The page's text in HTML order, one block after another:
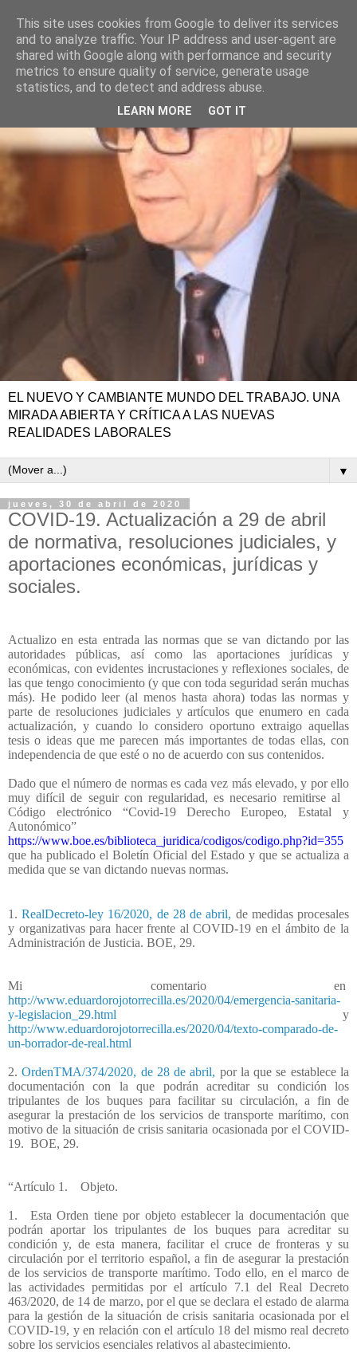
EL NUEVO Y CAMBIANTE MUNDO DEL TRABAJO. UNA
MIRADA ABIERTA Y CRÍTICA A LAS NUEVAS
REALIDADES LABORALES
▼
jueves, 30 de abril de 2020
COVID-19. Actualización a 29 de abril
de normativa, resoluciones judiciales, y
aportaciones económicas, jurídicas y
sociales.
Actualizo en esta entrada las normas que se van dictando por las
autoridades públicas, así como las aportaciones jurídicas y
económicas, con evidentes incrustaciones y reflexiones sociales, de
las que tengo conocimiento (y que con toda seguridad serán muchas
más). He podido leer (al menos hasta ahora) todas las normas y
parte de resoluciones judiciales y artículos que enumero en cada
actualización, y cuando lo considero oportuno extraigo aquellas
tesis o ideas que me parecen más importantes de todas ellas, con
independencia de que esté o no de acuerdo con sus contenidos.
Dado que el número de normas es cada vez más elevado, y por ello
muy difícil de seguir con regularidad, es necesario remitirse al
Código electrónico “Covid-19 Derecho Europeo, Estatal y
Autonómico”
https://www.boe.es/biblioteca_juridica/codigos/codigo.php?id=355
que ha publicado el Boletín Oficial del Estado y que se actualiza a
medida que se van dictando nuevas normas.
1.RealDecreto-ley 16/2020, de 28 de abril, de medidas procesales
y organizativas para hacer frente al COVID-19 en el ámbito de la
Administración de Justicia. BOE, 29.
Mi comentario en
http://www.eduardorojotorrecilla.es/2020/04/emergencia-sanitaria-
y-legislacion_29.html y
http://www.eduardorojotorrecilla.es/2020/04/texto-comparado-de-
un-borrador-de-real.html
2.OrdenTMA/374/2020, de 28 de abril, por la que se establece la
documentación con la que podrán acreditar su condición los
tripulantes de los buques para facilitar su circulación, a fin de
asegurar la prestación de los servicios de transporte marítimo, con
motivo de la situación de crisis sanitaria ocasionada por el COVID-
19. BOE, 29.
“Artículo 1. Objeto.
1. Esta Orden tiene por objeto establecer la documentación que
podrán aportar los tripulantes de los buques para acreditar su
condición y, de esta manera, facilitar el cruce de fronteras y su
circulación por el territorio español, a fin de asegurar la prestación
de los servicios de transporte marítimo. Todo ello, en el marco de
las actividades permitidas por el artículo 7.1 del Real Decreto
463/2020, de 14 de marzo, por el que se declara el estado de alarma
para la gestión de la situación de crisis sanitaria ocasionada por el
COVID-19, y en relación con el artículo 18 del mismo real decreto
sobre los servicios esenciales relativos al abastecimiento.
This site uses cookies from Google to deliver its services
and to analyze traffic. Your IP address and user-agent are
shared with Google along with performance and security
metrics to ensure quality of service, generate usage
statistics, and to detect and address abuse.
LEARN MORE GOT IT